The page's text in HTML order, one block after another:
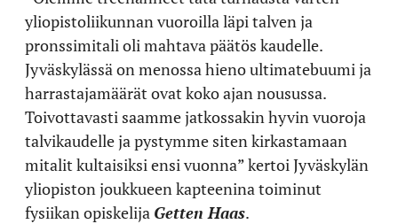
yliopistoliikunnan vuoroilla läpi talven ja
pronssimitali oli mahtava päätös kaudelle.
Jyväskylässä on menossa hieno ultimatebuumi ja
harrastajamäärät ovat koko ajan nousussa.
Toivottavasti saamme jatkossakin hyvin vuoroja
talvikaudelle ja pystymme siten kirkastamaan
mitalit kultaisiksi ensi vuonna” kertoi Jyväskylän
yliopiston joukkueen kapteenina toiminut
fysiikan opiskelija Getten Haas.